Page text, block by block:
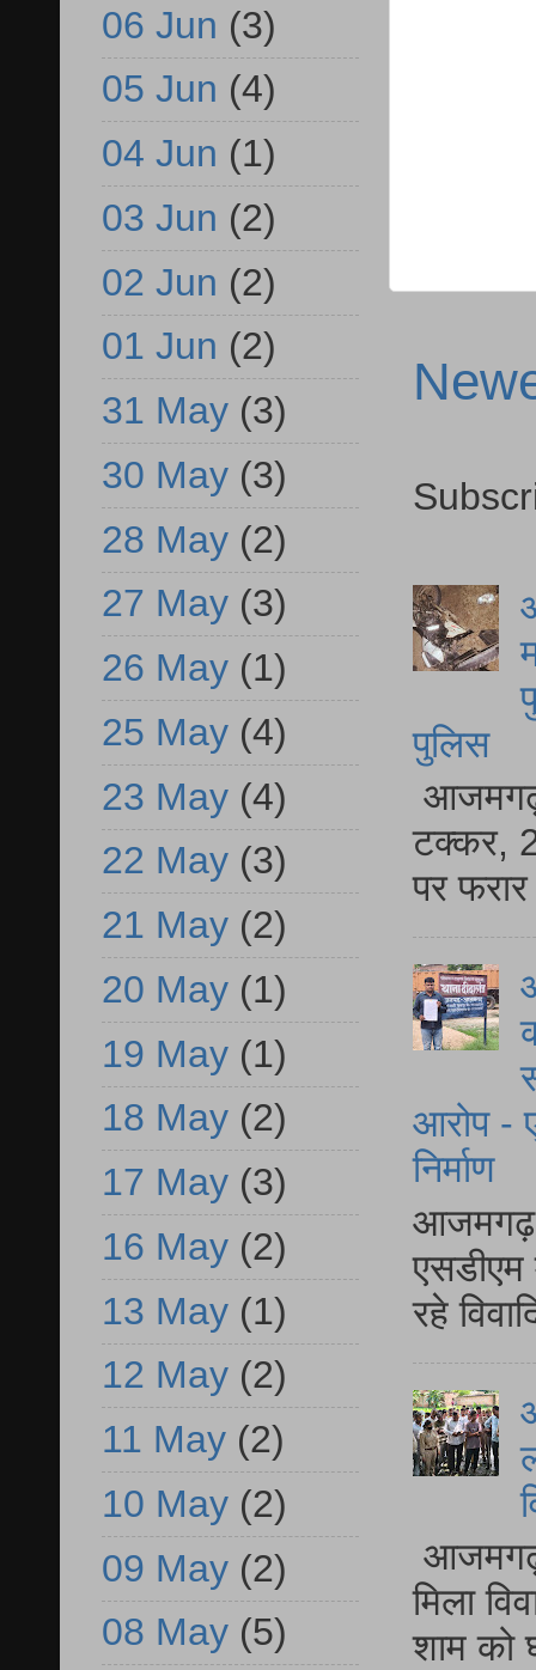
पुलिस
आजमगढ़
टक्कर,
पर
आरोप -
निर्माण
आजमगढ़
एसडीएम
रहे
आजमगढ़
मिला
शाम को
06 Jun (3)
05 Jun (4)
04 Jun (1)
03 Jun (2)
02 Jun (2)
01 Jun (2)
31 May (3)
30 May (3)
28 May (2)
27 May (3)
26 May (1)
25 May (4)
23 May (4)
22 May (3)
21 May (2)
20 May (1)
19 May (1)
18 May (2)
17 May (3)
16 May (2)
13 May (1)
12 May (2)
11 May (2)
10 May (2)
09 May (2)
08 May (5)